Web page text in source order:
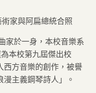
家與阿扁總統合照
家於一身，本校音樂系
本校第九屆傑出校
西方音樂的創作，被譽
主義鋼琴詩人」。